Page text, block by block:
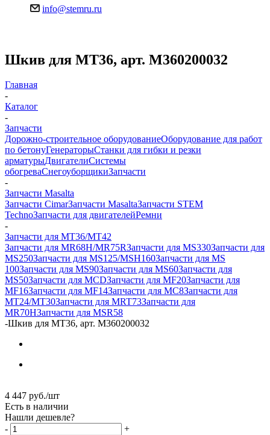
info@stemru.ru
Шкив для MT36, арт. M360200032
Главная
-
Каталог
-
Запчасти
Дорожно-строительное оборудованиеОборудование для работ
по бетонуГенераторыСтанки для гибки и резки
арматурыДвигателиСистемы
обогреваСнегоуборщикиЗапчасти
-
Запчасти Masalta
Запчасти CimarЗапчасти MasaltaЗапчасти STEM
TechnoЗапчасти для двигателейРемни
-
Запчасти для MT36/MT42
Запчасти для MR68H/MR75RЗапчасти для MS330Запчасти для
MS250Запчасти для MS125/MSH160Запчасти для MS
100Запчасти для MS90Запчасти для MS60Запчасти для
MS50Запчасти для MCDЗапчасти для MF20Запчасти для
MF16Запчасти для MF14Запчасти для MC8Запчасти для
MT24/MT30Запчасти для MRT73Запчасти для
MR70HЗапчасти для MSR58
-Шкив для MT36, арт. M360200032
4 447 руб./шт
Есть в наличии
Нашли дешевле?
-
+